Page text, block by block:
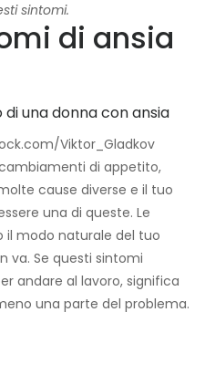
sintomi.
di ansia
Viktor_Gladkov
di appetito,
cause diverse e il tuo
una di queste. Le
il modo naturale del tuo
va. Se questi sintomi
andare al lavoro, significa
una parte del problema.